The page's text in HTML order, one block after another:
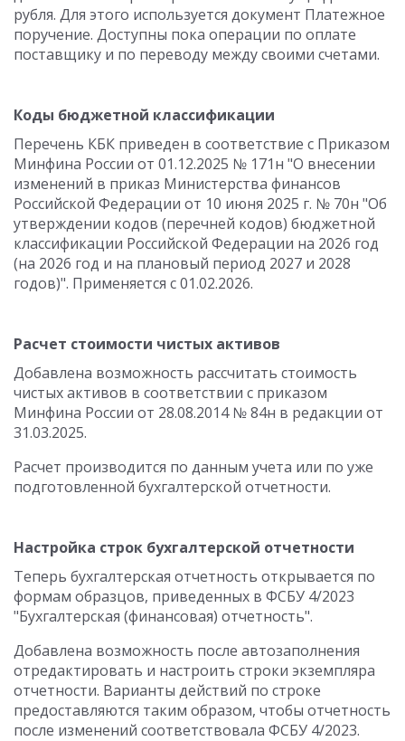
рубля. Для этого используется документ Платежное
поручение. Доступны пока операции по оплате
поставщику и по переводу между своими счетами.
Коды бюджетной классификации
Перечень КБК приведен в соответствие с Приказом
Минфина России от 01.12.2025 № 171н "О внесении
изменений в приказ Министерства финансов
Российской Федерации от 10 июня 2025 г. № 70н "Об
утверждении кодов (перечней кодов) бюджетной
классификации Российской Федерации на 2026 год
(на 2026 год и на плановый период 2027 и 2028
годов)". Применяется с 01.02.2026.
Расчет стоимости чистых активов
Добавлена возможность рассчитать стоимость
чистых активов в соответствии с приказом
Минфина России от 28.08.2014 № 84н в редакции от
31.03.2025.
Расчет производится по данным учета или по уже
подготовленной бухгалтерской отчетности.
Настройка строк бухгалтерской отчетности
Теперь бухгалтерская отчетность открывается по
формам образцов, приведенных в ФСБУ 4/2023
"Бухгалтерская (финансовая) отчетность".
Добавлена возможность после автозаполнения
отредактировать и настроить строки экземпляра
отчетности. Варианты действий по строке
предоставляются таким образом, чтобы отчетность
после изменений соответствовала ФСБУ 4/2023.